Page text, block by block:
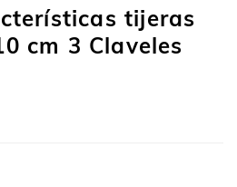
tijeras
cm 3 Claveles